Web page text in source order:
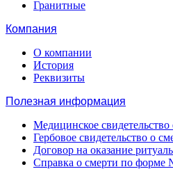
Гранитные
Компания
О компании
История
Реквизиты
Полезная информация
Медицинское свидетельство
Гербовое свидетельство о
Договор на оказание
Справка о смерти по форме